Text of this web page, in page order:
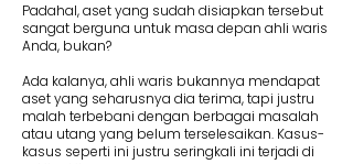
Padahal, aset yang sudah disiapkan tersebut
sangat berguna untuk masa depan ahli waris
Anda, bukan?
Ada kalanya, ahli waris bukannya mendapat
aset yang seharusnya dia terima, tapi justru
malah terbebani dengan berbagai masalah
atau utang yang belum terselesaikan. Kasus-
kasus seperti ini justru seringkali ini terjadi di